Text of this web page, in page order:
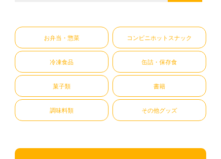
お弁当・惣菜 コンビニホットスナック
冷凍食品 缶詰・保存食
菓子類 書籍
調味料類 その他グッズ